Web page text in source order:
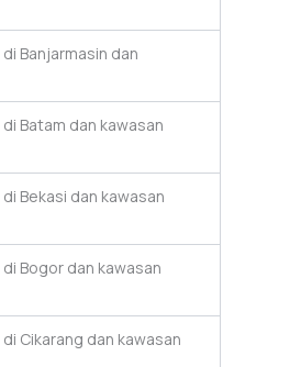
Banjarmasin dan
Batam dan kawasan
Bekasi dan kawasan
Bogor dan kawasan
Cikarang dan kawasan